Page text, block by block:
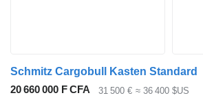
Schmitz Cargobull Kasten Standard
20 660 000 F CFA
31 500 € ≈ 36 400 $US